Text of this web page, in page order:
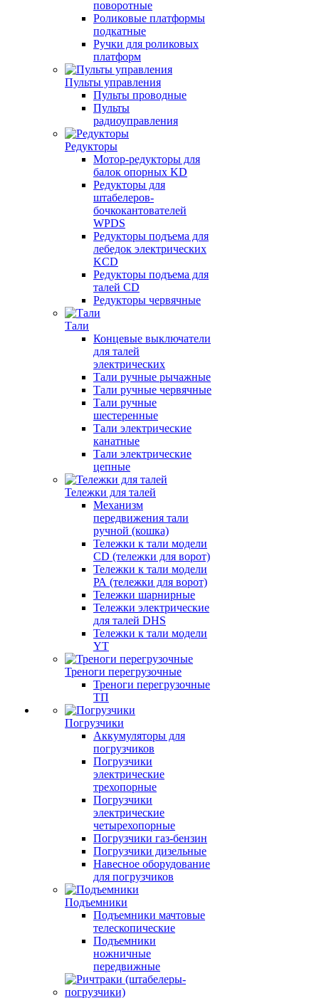
поворотные
Роликовые платформы
подкатные
Ручки для роликовых
платформ
Пульты управления
Пульты проводные
Пульты
радиоуправления
Редукторы
Мотор-редукторы для
балок опорных KD
Редукторы для
штабелеров-
бочкокантователей
WPDS
Редукторы подъема для
лебедок электрических
KCD
Редукторы подъема для
талей CD
Редукторы червячные
Тали
Концевые выключатели
для талей
электрических
Тали ручные рычажные
Тали ручные червячные
Тали ручные
шестеренные
Тали электрические
канатные
Тали электрические
цепные
Тележки для талей
Механизм
передвижения тали
ручной (кошка)
Тележки к тали модели
CD (тележки для ворот)
Тележки к тали модели
РА (тележки для ворот)
Тележки шарнирные
Тележки электрические
для талей DHS
Тележки к тали модели
YT
Треноги перегрузочные
Треноги перегрузочные
ТП
Погрузчики
Аккумуляторы для
погрузчиков
Погрузчики
электрические
трехопорные
Погрузчики
электрические
четырехопорные
Погрузчики газ-бензин
Погрузчики дизельные
Навесное оборудование
для погрузчиков
Подъемники
Подъемники мачтовые
телескопические
Подъемники
ножничные
передвижные